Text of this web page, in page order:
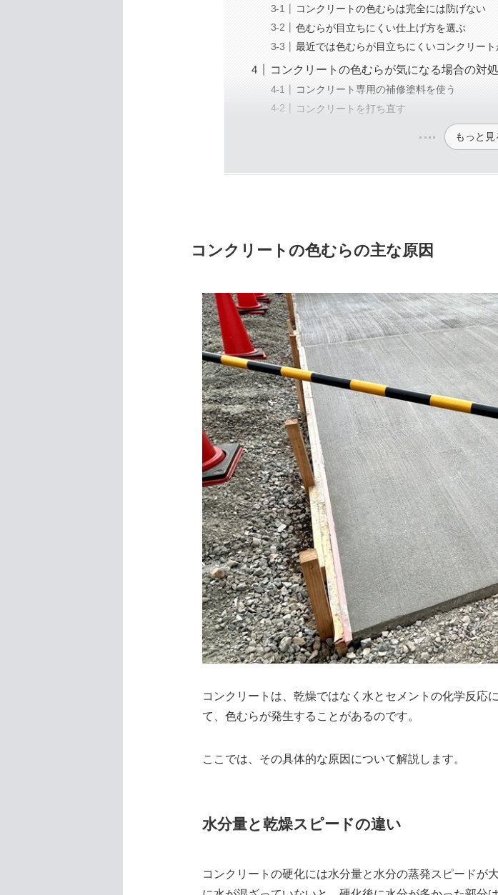
コンクリートの色むらは完全には防げない
色むらが目立ちにくい仕上げ方を選ぶ
最近では色むらが目立ちにくいコンクリート
コンクリートの色むらが気になる場合の対
コンクリート専用の補修塗料を使う
コンクリートを打ち直す
もっと見
コンクリートの色むらの主な原因
コンクリートは、乾燥ではなく水とセメントの化学反応
て、色むらが発生することがあるのです。
ここでは、その具体的な原因について解説します。
水分量と乾燥スピードの違い
コンクリートの硬化には水分量と水分の蒸発スピードが